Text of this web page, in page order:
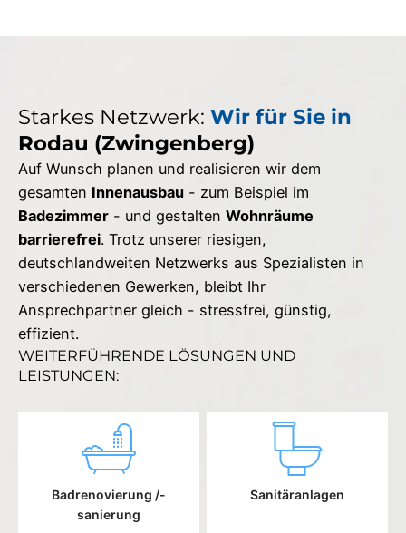
Starkes Netzwerk: Wir für Sie in
Rodau (Zwingenberg)
Auf Wunsch planen und realisieren wir dem
gesamten Innenausbau - zum Beispiel im
Badezimmer - und gestalten Wohnräume
barrierefrei. Trotz unserer riesigen,
deutschlandweiten Netzwerks aus Spezialisten in
verschiedenen Gewerken, bleibt Ihr
Ansprechpartner gleich - stressfrei, günstig,
effizient.
WEITERFÜHRENDE LÖSUNGEN UND
LEISTUNGEN:
Badrenovierung /-
sanierung
Sanitäranlagen